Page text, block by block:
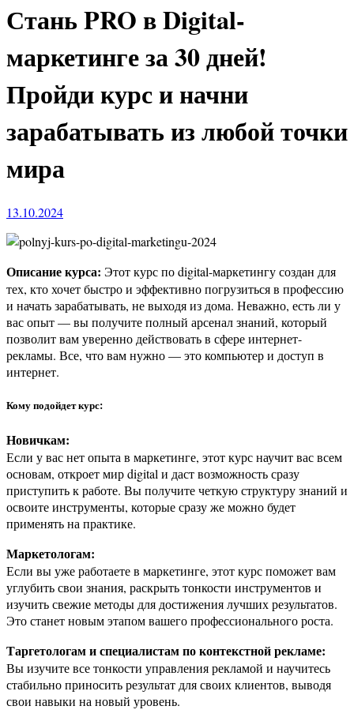
Стань PRO в Digital-
маркетинге за 30 дней!
Пройди курс и начни
зарабатывать из любой точки
мира
13.10.2024
Описание курса: Этот курс по digital-маркетингу создан для
тех, кто хочет быстро и эффективно погрузиться в профессию
и начать зарабатывать, не выходя из дома. Неважно, есть ли у
вас опыт — вы получите полный арсенал знаний, который
позволит вам уверенно действовать в сфере интернет-
рекламы. Все, что вам нужно — это компьютер и доступ в
интернет.
Кому подойдет курс:
Новичкам:
Если у вас нет опыта в маркетинге, этот курс научит вас всем
основам, откроет мир digital и даст возможность сразу
приступить к работе. Вы получите четкую структуру знаний и
освоите инструменты, которые сразу же можно будет
применять на практике.
Маркетологам:
Если вы уже работаете в маркетинге, этот курс поможет вам
углубить свои знания, раскрыть тонкости инструментов и
изучить свежие методы для достижения лучших результатов.
Это станет новым этапом вашего профессионального роста.
Таргетологам и специалистам по контекстной рекламе:
Вы изучите все тонкости управления рекламой и научитесь
стабильно приносить результат для своих клиентов, выводя
свои навыки на новый уровень.